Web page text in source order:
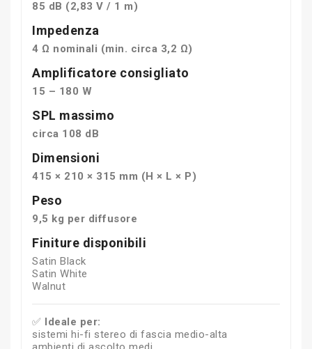
85 dB (2,83 V / 1 m)
Impedenza
4 Ω nominali (min. circa 3,2 Ω)
Amplificatore consigliato
15 – 180 W
SPL massimo
circa 108 dB
Dimensioni
415 × 210 × 315 mm (H × L × P)
Peso
9,5 kg per diffusore
Finiture disponibili
Satin Black
Satin White
Walnut
✅ Ideale per:
sistemi hi-fi stereo di fascia medio-alta